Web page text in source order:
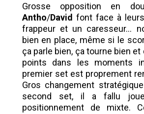
Grosse opposition en
Antho/David font face à
frappeur et un caresseur…
bien en place, même si le
ça parle bien, ça tourne bien
points dans les moments
premier set est proprement
Gros changement
second set, il a fallu
positionnement de mixte.